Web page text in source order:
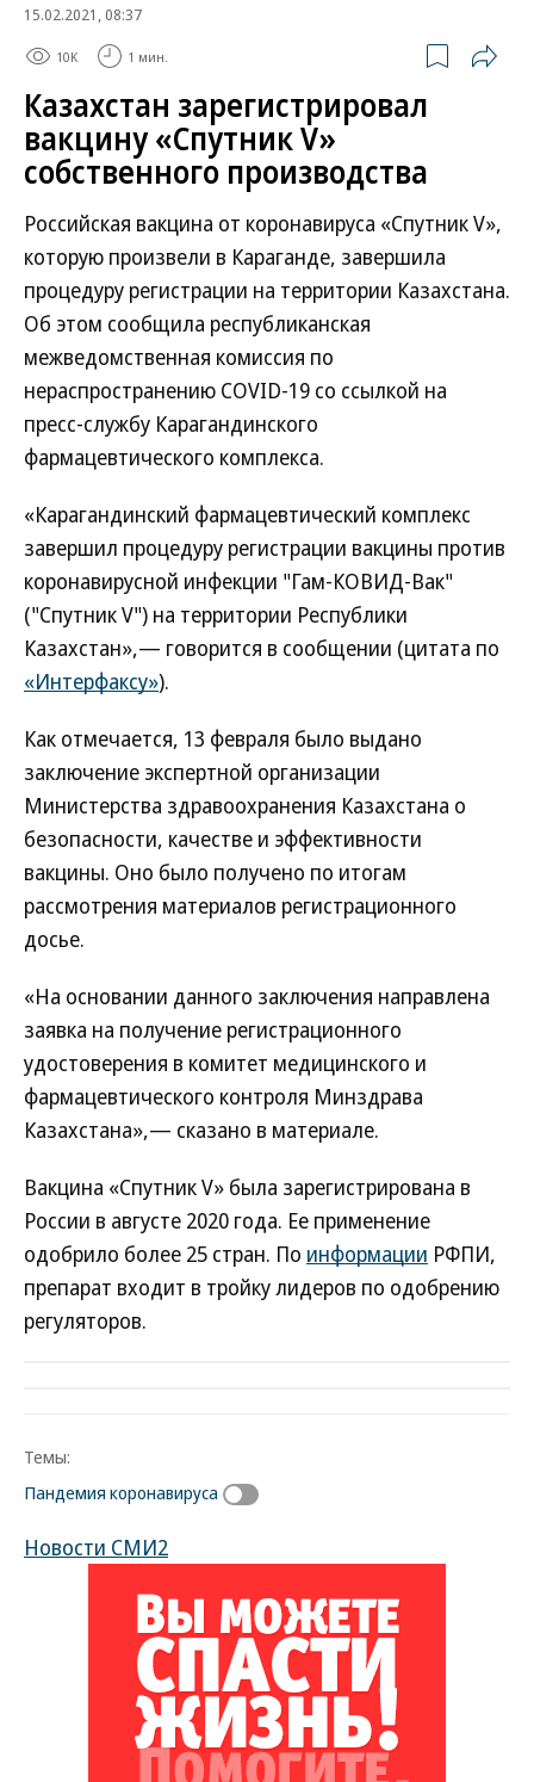
15.02.2021, 08:37
10K 1 мин.
Казахстан зарегистрировал
вакцину «Спутник V»
собственного производства
Российская вакцина от коронавируса «Спутник V»,
которую произвели в Караганде, завершила
процедуру регистрации на территории Казахстана.
Об этом сообщила республиканская
межведомственная комиссия по
нераспространению COVID-19 со ссылкой на
пресс-службу Карагандинского
фармацевтического комплекса.
«Карагандинский фармацевтический комплекс
завершил процедуру регистрации вакцины против
коронавирусной инфекции "Гам-КОВИД-Вак"
("Спутник V") на территории Республики
Казахстан»,— говорится в сообщении (цитата по
«Интерфаксу»).
Как отмечается, 13 февраля было выдано
заключение экспертной организации
Министерства здравоохранения Казахстана о
безопасности, качестве и эффективности
вакцины. Оно было получено по итогам
рассмотрения материалов регистрационного
досье.
«На основании данного заключения направлена
заявка на получение регистрационного
удостоверения в комитет медицинского и
фармацевтического контроля Минздрава
Казахстана»,— сказано в материале.
Вакцина «Спутник V» была зарегистрирована в
России в августе 2020 года. Ее применение
одобрило более 25 стран. По информации РФПИ,
препарат входит в тройку лидеров по одобрению
регуляторов.
Темы:
Пандемия коронавируса
Новости СМИ2